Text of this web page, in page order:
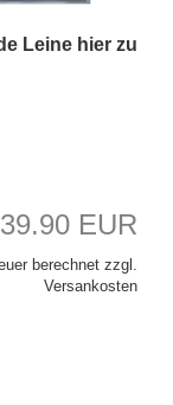
Leine hier zu
EUR
berechnet zzgl.
Versankosten